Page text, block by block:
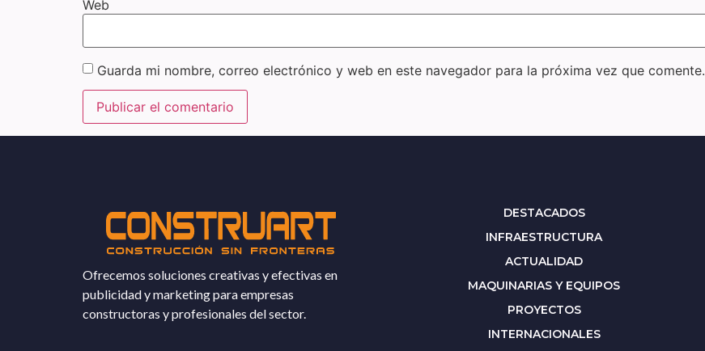
Web
Guarda mi nombre, correo electrónico y web en este navegador para la próxima vez que comente.
Ofrecemos soluciones creativas y efectivas en
publicidad y marketing para empresas
constructoras y profesionales del sector.
DESTACADOS
INFRAESTRUCTURA
ACTUALIDAD
MAQUINARIAS Y EQUIPOS
PROYECTOS
INTERNACIONALES